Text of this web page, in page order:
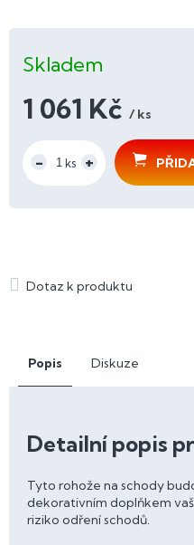
Skladem
1 061 Kč / ks
cena:
Popis Diskuze
Detailní popis
Tyto rohože na schody
dekorativním doplňkem
riziko odření schodů.